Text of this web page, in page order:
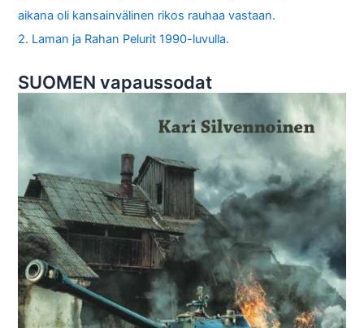
aikana oli kansainvälinen rikos rauhaa vastaan.
2. Laman ja Rahan Pelurit 1990-luvulla.
SUOMEN vapaussodat